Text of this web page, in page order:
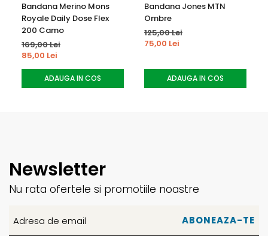
Bandana Merino Mons
Royale Daily Dose Flex
200 Camo
169,00 Lei
85,00 Lei
ADAUGA IN COS
Bandana Jones MTN
Ombre
125,00 Lei
75,00 Lei
ADAUGA IN COS
Newsletter
Nu rata ofertele si promotiile noastre